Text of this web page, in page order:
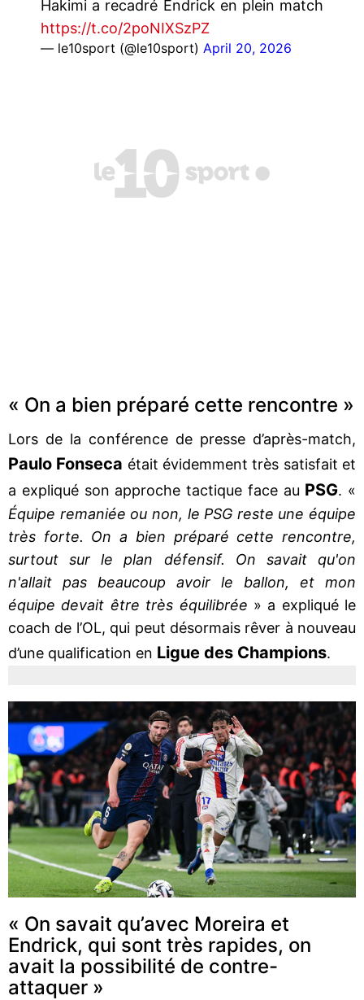
Hakimi a recadré Endrick en plein match
https://t.co/2poNIXSzPZ
— le10sport (@le10sport) April 20, 2026
« On a bien préparé cette rencontre »
Lors de la conférence de presse d’après-match,
Paulo Fonseca était évidemment très satisfait et
a expliqué son approche tactique face au PSG. «
Équipe remaniée ou non, le PSG reste une équipe
très forte. On a bien préparé cette rencontre,
surtout sur le plan défensif. On savait qu'on
n'allait pas beaucoup avoir le ballon, et mon
équipe devait être très équilibrée » a expliqué le
coach de l’OL, qui peut désormais rêver à nouveau
d’une qualification en Ligue des Champions.
« On savait qu’avec Moreira et
Endrick, qui sont très rapides, on
avait la possibilité de contre-
attaquer »